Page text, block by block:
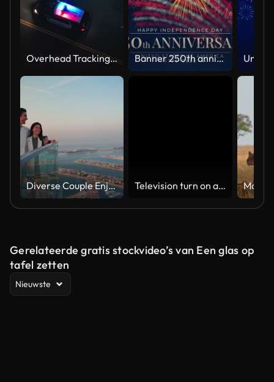
Overhead Tracking Drone Shot of a Police Car Driving on a City Street with Lights On at Night Banner 250th anniversary of the USA. 250 years of independence. 4th of july 2026 usa independence day, video greeting card. US flag fireworks on blue sky background. Fourth of july. 4k seamless loop
Diverse Couple Enjoying Sunset Views from High Rise Sky Deck Overlooking Palm Jumeirah Television turn on and off. Switch on tv effect, switch off tv effect. Turn on Lcd TV effect, turn off TV effect . Led Tv on and off on black background
Gerelateerde gratis stockvideo’s van Een glas op
tafel zetten
Nieuwste